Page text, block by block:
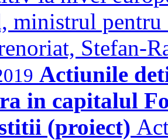
ministrul
Stefan-
Actiunile
in capitalul
(proiect)